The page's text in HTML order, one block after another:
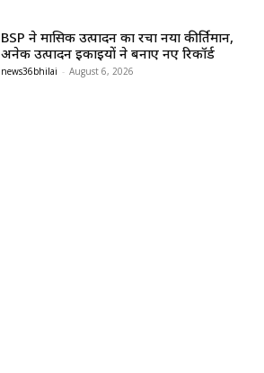
BSP ने मासिक उत्पादन का रचा नया कीर्तिमान,
अनेक उत्पादन इकाइयों ने बनाए नए रिकॉर्ड
news36bhilai - August 6, 2026